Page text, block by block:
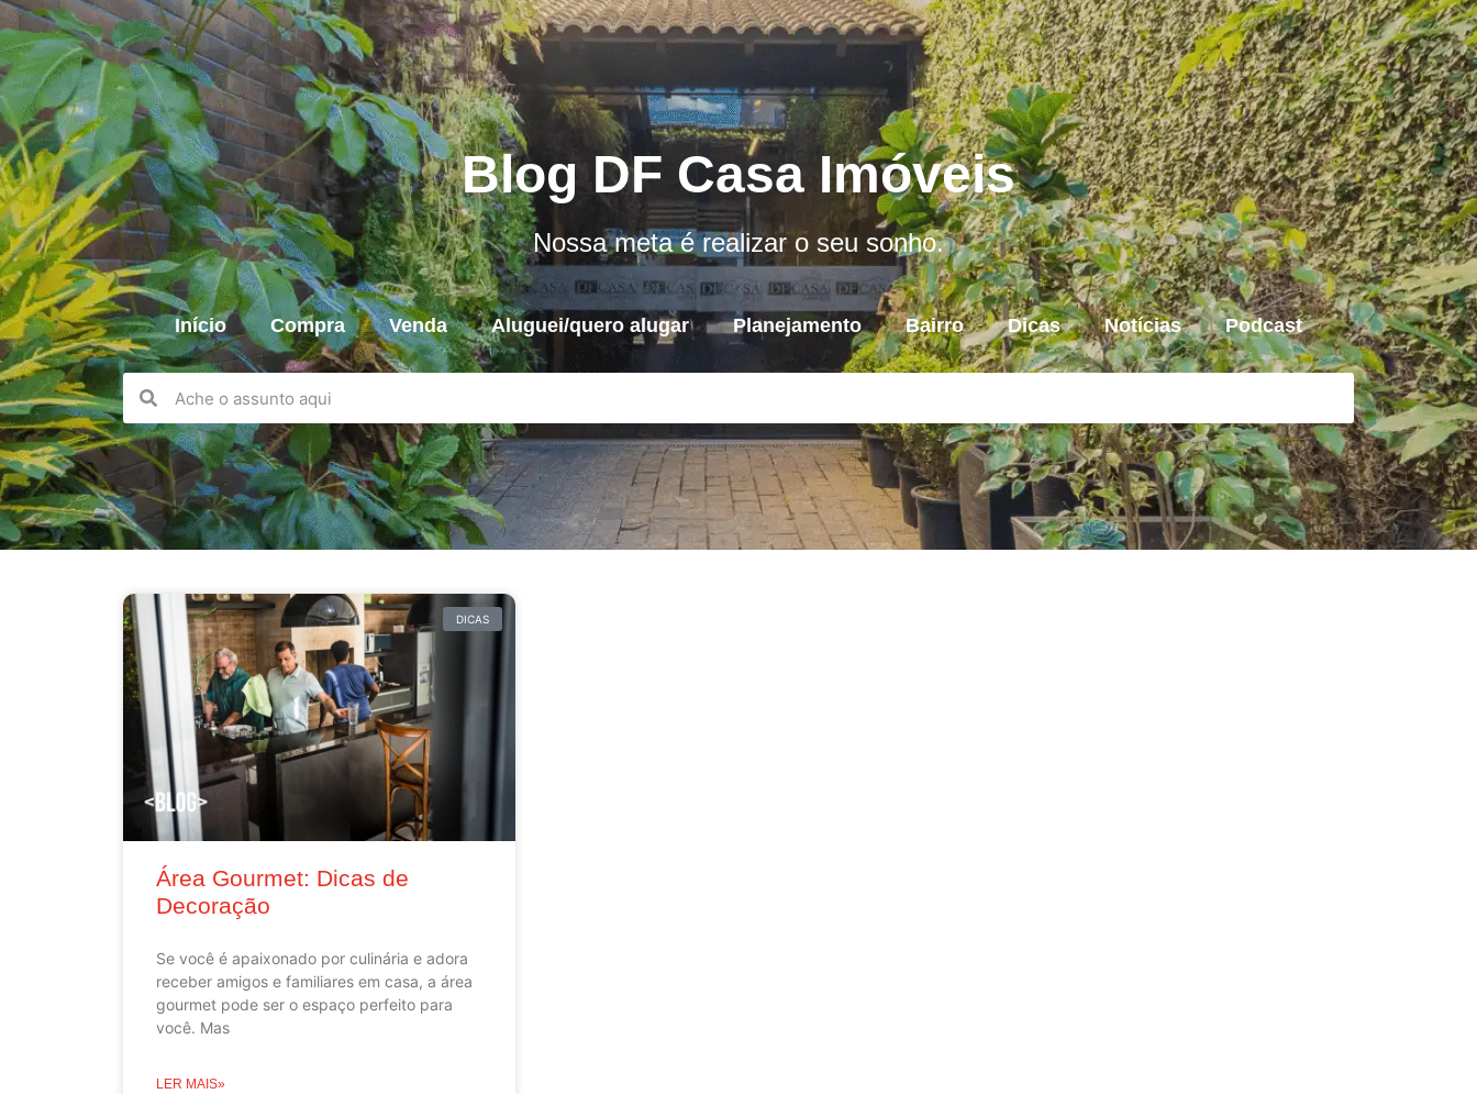
Blog DF Casa Imóveis
Nossa meta é realizar o seu sonho.
Início Compra Venda Aluguei/quero alugar Planejamento Bairro Dicas Notícias Podcast
DICAS
Área Gourmet: Dicas de
Decoração
Se você é apaixonado por culinária e adora
receber amigos e familiares em casa, a área
gourmet pode ser o espaço perfeito para
você. Mas
LER MAIS»